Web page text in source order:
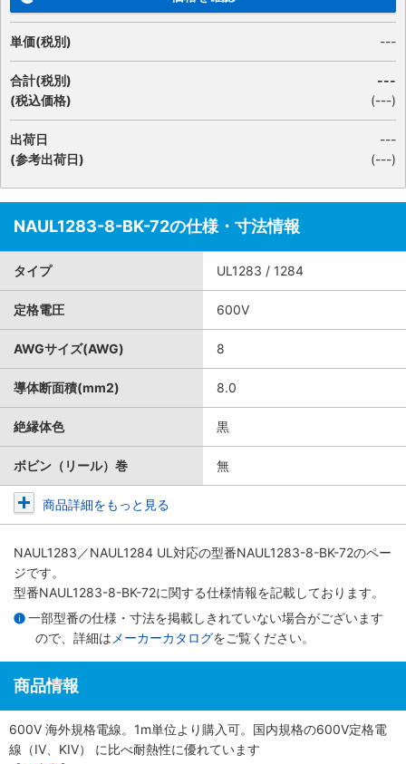
単価(税別) ---
合計(税別)
(税込価格)
---
(---)
出荷日
(参考出荷日)
---
(---)
NAUL1283-8-BK-72の仕様・寸法情報
タイプ UL1283 / 1284
定格電圧 600V
AWGサイズ(AWG) 8
導体断面積(mm2) 8.0
絶縁体色 黒
ボビン（リール）巻 無
商品詳細をもっと見る
NAUL1283／NAUL1284 UL対応の型番NAUL1283-8-BK-72のペー
ジです。
型番NAUL1283-8-BK-72に関する仕様情報を記載しております。
一部型番の仕様・寸法を掲載しきれていない場合がございます
ので、詳細は メーカーカタログをご覧ください。
商品情報
600V 海外規格電線。1m単位より購入可。国内規格の600V定格電
線（IV、KIV） に比べ耐熱性に優れています